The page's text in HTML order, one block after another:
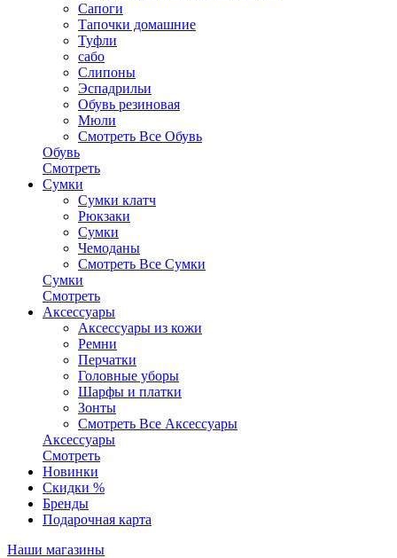
Сапоги
Тапочки домашние
Туфли
сабо
Слипоны
Эспадрильи
Обувь резиновая
Мюли
Смотреть Все Обувь
Обувь
Смотреть
Сумки
Сумки клатч
Рюкзаки
Сумки
Чемоданы
Смотреть Все Сумки
Сумки
Смотреть
Аксессуары
Аксессуары из кожи
Ремни
Перчатки
Головные уборы
Шарфы и платки
Зонты
Смотреть Все Аксессуары
Аксессуары
Смотреть
Новинки
Скидки %
Бренды
Подарочная карта
Наши магазины